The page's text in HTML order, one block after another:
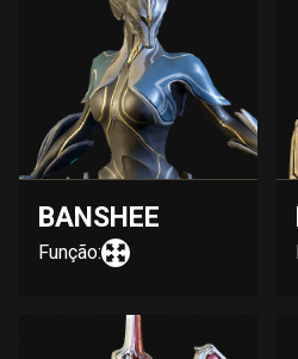
BANSHEE
Função: